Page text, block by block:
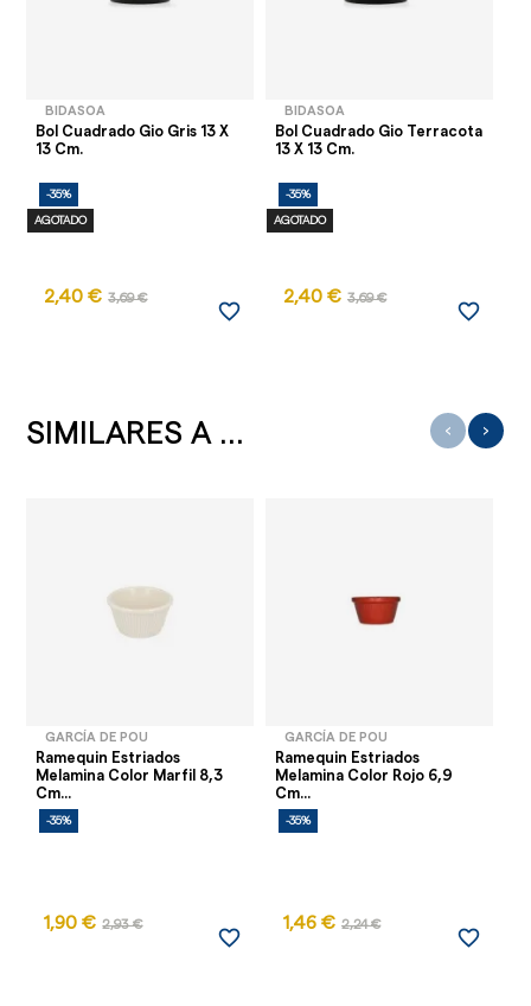
BIDASOA
Bol Cuadrado Gio Gris 13 X
13 Cm.
-35%
AGOTADO
2,40 € 3,69 €
favorite_border
BIDASOA
Bol Cuadrado Gio Terracota
13 X 13 Cm.
-35%
AGOTADO
2,40 € 3,69 €
favorite_border
SIMILARES A ...
GARCÍA DE POU
Ramequin Estriados
Melamina Color Marfil 8,3
Cm...
-35%
1,90 € 2,93 €
favorite_border
GARCÍA DE POU
Ramequin Estriados
Melamina Color Rojo 6,9
Cm...
-35%
1,46 € 2,24 €
favorite_border
‹ ›